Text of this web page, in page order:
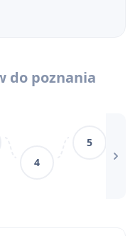
do poznania
4
5